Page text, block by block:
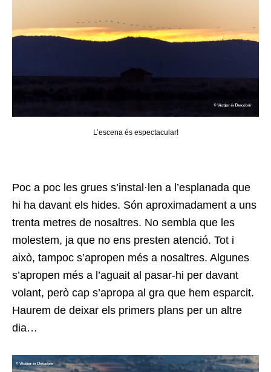
L’escena és espectacular!
Poc a poc les grues s’instal·len a l’esplanada que
hi ha davant els hides. Són aproximadament a uns
trenta metres de nosaltres. No sembla que les
molestem, ja que no ens presten atenció. Tot i
això, tampoc s’apropen més a nosaltres. Algunes
s’apropen més a l’aguait al pasar-hi per davant
volant, però cap s’apropa al gra que hem esparcit.
Haurem de deixar els primers plans per un altre
dia…